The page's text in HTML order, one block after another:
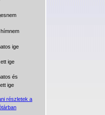
ige
ige
és
ige
részletek a